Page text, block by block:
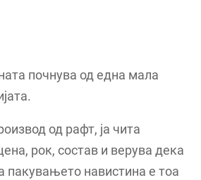
почнува од една мала
од рафт, ја чита
рок, состав и верува дека
пакувањето навистина е тоа